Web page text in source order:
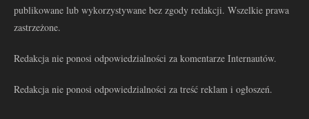
publikowane lub wykorzystywane bez zgody redakcji. Wszelkie prawa
zastrzeżone.
Redakcja nie ponosi odpowiedzialności za komentarze Internautów.
Redakcja nie ponosi odpowiedzialności za treść reklam i ogłoszeń.